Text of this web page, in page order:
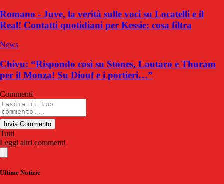
Romano - Juve, la verità sulle voci su Locatelli e il
Real! Contatti quotidiani per Kessie: cosa filtra
News
Chivu: “Rispondo così su Stones, Lautaro e Thuram
per il Monza! Su Diouf e i portieri…”
Commenti
Invia Commento
Tutti
Leggi altri commenti
Ultime Notizie